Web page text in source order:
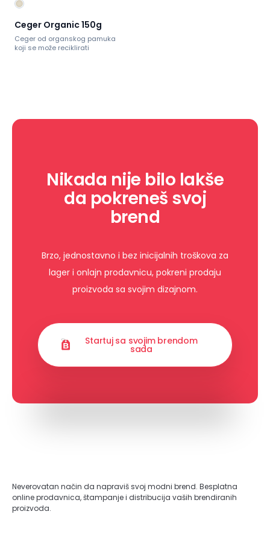
Ceger Organic 150g
Ceger od organskog pamuka
koji se može reciklirati
Nikada nije bilo lakše
da pokreneš svoj
brend
Brzo, jednostavno i bez inicijalnih troškova za
lager i onlajn prodavnicu, pokreni prodaju
proizvoda sa svojim dizajnom.
Startuj sa svojim brendom
sada
Neverovatan način da napraviš svoj modni brend. Besplatna
online prodavnica, štampanje i distribucija vaših brendiranih
proizvoda.